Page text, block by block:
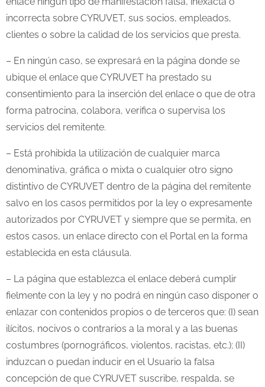
incorrecta sobre CYRUVET, sus socios, empleados,
clientes o sobre la calidad de los servicios que presta.
– En ningún caso, se expresará en la página donde se
ubique el enlace que CYRUVET ha prestado su
consentimiento para la inserción del enlace o que de otra
forma patrocina, colabora, verifica o supervisa los
servicios del remitente.
– Está prohibida la utilización de cualquier marca
denominativa, gráfica o mixta o cualquier otro signo
distintivo de CYRUVET dentro de la página del remitente
salvo en los casos permitidos por la ley o expresamente
autorizados por CYRUVET y siempre que se permita, en
estos casos, un enlace directo con el Portal en la forma
establecida en esta cláusula.
– La página que establezca el enlace deberá cumplir
fielmente con la ley y no podrá en ningún caso disponer o
enlazar con contenidos propios o de terceros que: (I) sean
ilícitos, nocivos o contrarios a la moral y a las buenas
costumbres (pornográficos, violentos, racistas, etc.); (II)
induzcan o puedan inducir en el Usuario la falsa
concepción de que CYRUVET suscribe, respalda, se